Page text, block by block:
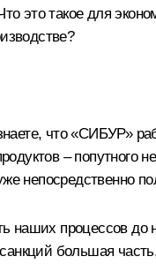
это такое для
что «СИБУР»
– попутного
непосредственно
наших процессов до
большая